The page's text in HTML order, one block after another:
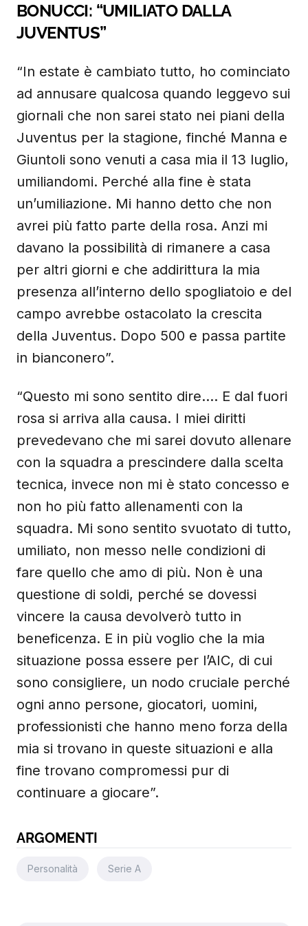
BONUCCI: “UMILIATO DALLA
JUVENTUS”
“In estate è cambiato tutto, ho cominciato
ad annusare qualcosa quando leggevo sui
giornali che non sarei stato nei piani della
Juventus per la stagione, finché Manna e
Giuntoli sono venuti a casa mia il 13 luglio,
umiliandomi. Perché alla fine è stata
un’umiliazione. Mi hanno detto che non
avrei più fatto parte della rosa. Anzi mi
davano la possibilità di rimanere a casa
per altri giorni e che addirittura la mia
presenza all’interno dello spogliatoio e del
campo avrebbe ostacolato la crescita
della Juventus. Dopo 500 e passa partite
in bianconero”.
“Questo mi sono sentito dire…. E dal fuori
rosa si arriva alla causa. I miei diritti
prevedevano che mi sarei dovuto allenare
con la squadra a prescindere dalla scelta
tecnica, invece non mi è stato concesso e
non ho più fatto allenamenti con la
squadra. Mi sono sentito svuotato di tutto,
umiliato, non messo nelle condizioni di
fare quello che amo di più. Non è una
questione di soldi, perché se dovessi
vincere la causa devolverò tutto in
beneficenza. E in più voglio che la mia
situazione possa essere per l’AIC, di cui
sono consigliere, un nodo cruciale perché
ogni anno persone, giocatori, uomini,
professionisti che hanno meno forza della
mia si trovano in queste situazioni e alla
fine trovano compromessi pur di
continuare a giocare”.
ARGOMENTI
Personalità Serie A